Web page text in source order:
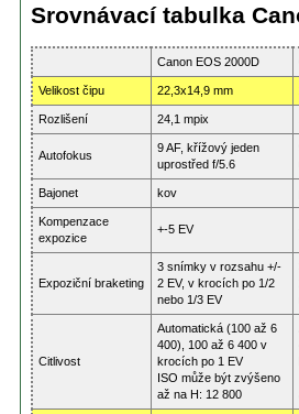
Srovnávací tabulka
Canon EOS 2000D
Velikost čipu 22,3x14,9 mm
Rozlišení 24,1 mpix
Autofokus
9 AF, křížový jeden
uprostřed f/5.6
Bajonet kov
Kompenzace
expozice
+-5 EV
Expoziční braketing
3 snímky v rozsahu +/-
2 EV, v krocích po 1/2
nebo 1/3 EV
Citlivost
Automatická (100 až 6
400), 100 až 6 400 v
krocích po 1 EV
ISO může být zvýšeno
až na H: 12 800